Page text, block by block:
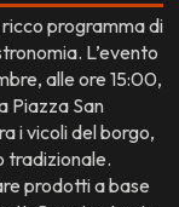
programma di
L’evento
alle ore 15:00,
Piazza San
i vicoli del borgo,
tradizionale.
prodotti a base